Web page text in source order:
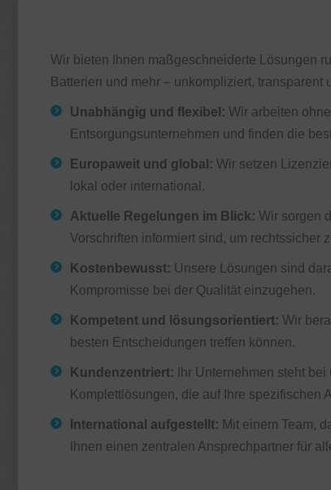
Wir bieten Ihnen maßgeschneiderte Lösungen
Batterien und mehr – unkompliziert, transparent
Unabhängig und flexibel: Wir arbeiten
Entsorgungsunternehmen und finden die
Europaweit und global: Wir setzen
lokal oder international.
Aktuelle Regelungen im Blick: Wir sorgen
Vorschriften informiert sind, um rechtssicher
Kostenbewusst: Unsere Lösungen sind
Kompromisse bei der Qualität einzugehen.
Kompetent und lösungsorientiert: Wir
besten Entscheidungen treffen können.
Kundenzentriert: Ihr Unternehmen steht
Komplettlösungen, die auf Ihre spezifischen
International aufgestellt: Mit einem Team,
Ihnen einen zentralen Ansprechpartner für